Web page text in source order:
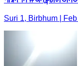
Suri 1, Birbhum |